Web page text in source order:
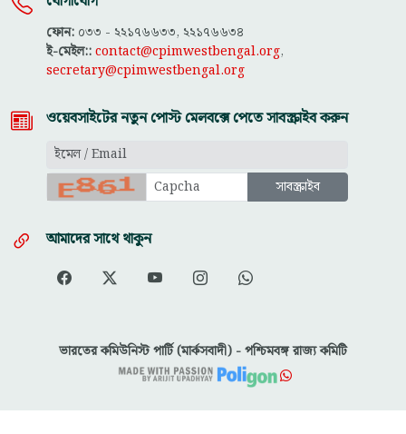
ফোন: ০৩৩ - ২২১৭৬৬৩৩, ২২১৭৬৬৩৪
ই-মেইল::contact@cpimwestbengal.org,
secretary@cpimwestbengal.org
ওয়েবসাইটের নতুন পোস্ট মেলবক্সে পেতে সাবস্ক্রাইব করুন
আমাদের সাথে থাকুন
ভারতের কমিউনিস্ট পার্টি (মার্কসবাদী) - পশ্চিমবঙ্গ রাজ্য কমিটি